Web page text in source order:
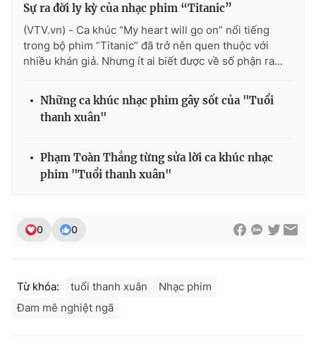
Emagazine Podcast
Photo Infographic
Video Shorts video
VTV Sức khoẻ Bất động sản
Thị trường 24h
Sự ra đời ly kỳ của nhạc phim “Titanic”
(VTV.vn) - Ca khúc “My heart will go on” nổi tiếng
trong bộ phim “Titanic” đã trở nên quen thuộc với
nhiều khán giả. Nhưng ít ai biết được về số phận ra...
Những ca khúc nhạc phim gây sốt của "Tuổi
thanh xuân"
Phạm Toàn Thắng từng sửa lời ca khúc nhạc
phim "Tuổi thanh xuân"
0 0
Từ khóa: tuổi thanh xuân
Nhạc phim
Đam mê nghiệt ngã